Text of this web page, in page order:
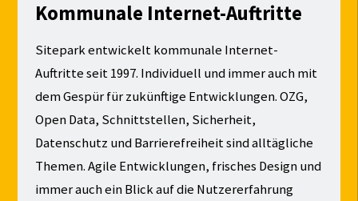
Kommunale Internet-Auftritte
Sitepark entwickelt kommunale Internet-
Auftritte seit 1997. Individuell und immer auch mit
dem Gespür für zukünftige Entwicklungen. OZG,
Open Data, Schnittstellen, Sicherheit,
Datenschutz und Barrierefreiheit sind alltägliche
Themen. Agile Entwicklungen, frisches Design und
immer auch ein Blick auf die Nutzererfahrung